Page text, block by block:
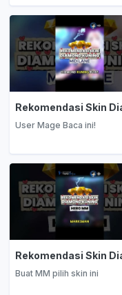
User Mage Baca ini!
Buat MM pilih skin ini